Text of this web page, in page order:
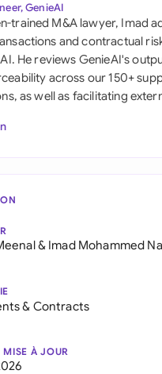
GenieAI
trained M&A lawyer, Imad
and contractual
He reviews GenieAI's
across our 150+
as well as facilitating
& Imad Mohammed
& Contracts
MISE À JOUR